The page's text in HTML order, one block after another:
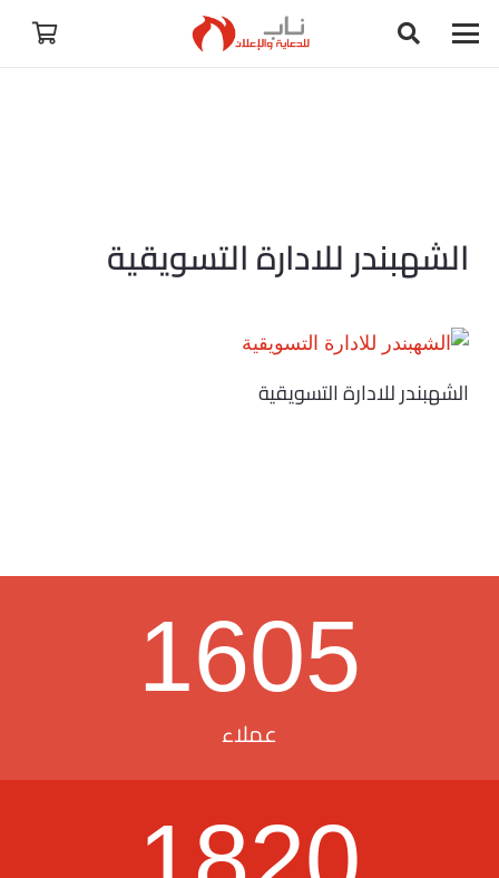
الشهبندر للادارة التسويقية
الشهبندر للادارة التسويقية
1605
عملاء